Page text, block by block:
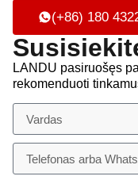
(+86) 180
LANDU pasiruošęs
rekomenduoti